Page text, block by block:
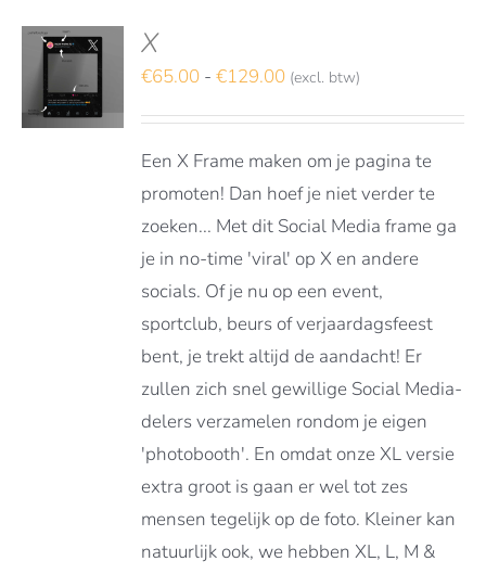
X
€65.00 - €129.00Prijsklasse:
€129.00
(excl. btw)
Een X Frame maken om je pagina te
promoten! Dan hoef je niet verder te
zoeken... Met dit Social Media frame ga
je in no-time 'viral' op X en andere
socials. Of je nu op een event,
sportclub, beurs of verjaardagsfeest
bent, je trekt altijd de aandacht! Er
zullen zich snel gewillige Social Media-
delers verzamelen rondom je eigen
'photobooth'. En omdat onze XL versie
extra groot is gaan er wel tot zes
mensen tegelijk op de foto. Kleiner kan
natuurlijk ook, we hebben XL, L, M &